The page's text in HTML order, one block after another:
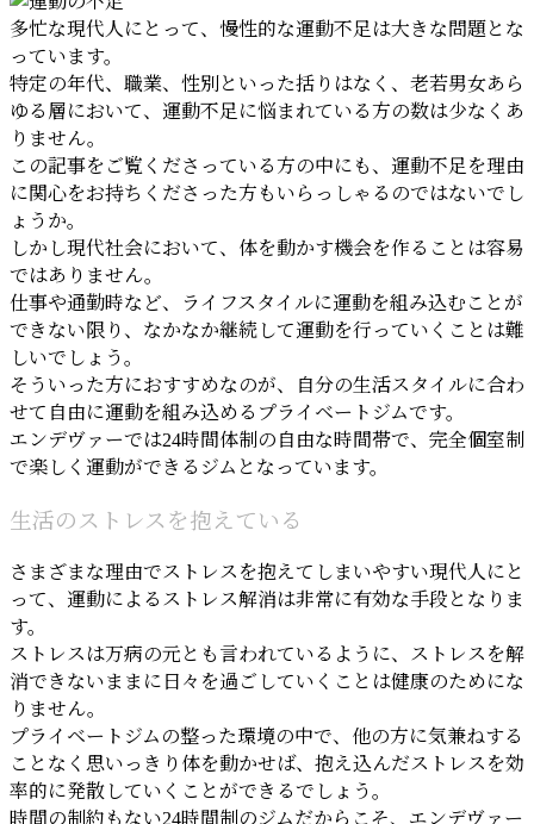
多忙な現代人にとって、慢性的な運動不足は大きな問題とな
っています。
特定の年代、職業、性別といった括りはなく、老若男女あら
ゆる層において、運動不足に悩まれている方の数は少なくあ
りません。
この記事をご覧くださっている方の中にも、運動不足を理由
に関心をお持ちくださった方もいらっしゃるのではないでし
ょうか。
しかし現代社会において、体を動かす機会を作ることは容易
ではありません。
仕事や通勤時など、ライフスタイルに運動を組み込むことが
できない限り、なかなか継続して運動を行っていくことは難
しいでしょう。
そういった方におすすめなのが、自分の生活スタイルに合わ
せて自由に運動を組み込めるプライベートジムです。
エンデヴァーでは24時間体制の自由な時間帯で、完全個室制
で楽しく運動ができるジムとなっています。
生活のストレスを抱えている
さまざまな理由でストレスを抱えてしまいやすい現代人にと
って、運動によるストレス解消は非常に有効な手段となりま
す。
ストレスは万病の元とも言われているように、ストレスを解
消できないままに日々を過ごしていくことは健康のためにな
りません。
プライベートジムの整った環境の中で、他の方に気兼ねする
ことなく思いっきり体を動かせば、抱え込んだストレスを効
率的に発散していくことができるでしょう。
時間の制約もない24時間制のジムだからこそ、エンデヴァー